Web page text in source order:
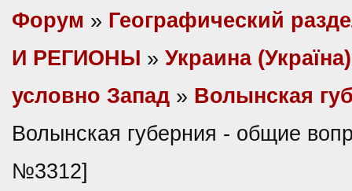
Форум » Географический
И РЕГИОНЫ » Украина (Україна)
условно Запад » Волынская
Волынская губерния - общие
№3312]